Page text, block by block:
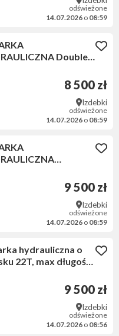
odświeżone
14.07.2026 o 08:59
Double
8 500 zł
Izdebki
odświeżone
14.07.2026 o 08:59
9 500 zł
Izdebki
odświeżone
14.07.2026 o 08:59
hydrauliczna o
22T, max długość
9 500 zł
Izdebki
odświeżone
14.07.2026 o 08:56